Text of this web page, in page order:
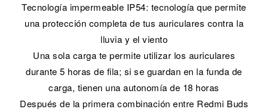
Tecnología impermeable IP54: tecnología que permite
una protección completa de tus auriculares contra la
lluvia y el viento
Una sola carga te permite utilizar los auriculares
durante 5 horas de fila; si se guardan en la funda de
carga, tienen una autonomía de 18 horas
Después de la primera combinación entre Redmi Buds